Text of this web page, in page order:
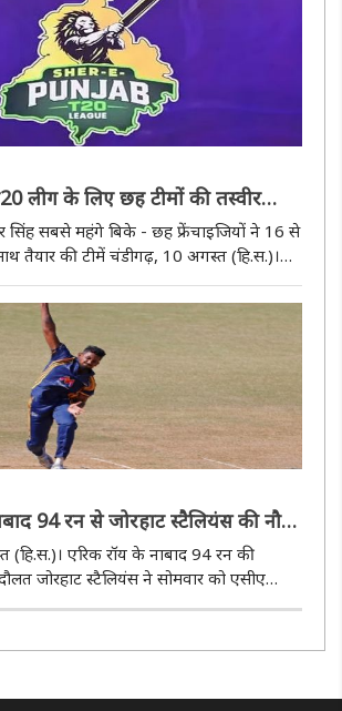
लीग के लिए छह टीमों की तस्वीर
तक कई बड़े नाम मैदान में
बिके - छह फ्रेंचाइजियों ने 16 से
चंडीगढ़, 10 अगस्त (हि.स.)।
हाल ही में हुए खिलाड़ियों के ऑक्श..
94 रन से जोरहाट स्टैलियंस की नौ
जीत
(हि.स.)। एरिक रॉय के नाबाद 94 रन की
जोरहाट स्टैलियंस ने सोमवार को एसीए